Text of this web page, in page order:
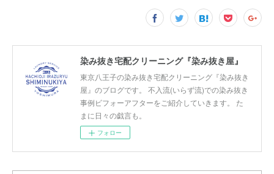
染み抜き宅配クリーニング『染み抜き屋』
東京八王子の染み抜き宅配クリーニング『染み抜き
屋』のブログです。 不入流(いらず流)での染み抜き
事例ビフォーアフターをご紹介していきます。 た
まに日々の戯言も。
フォロー